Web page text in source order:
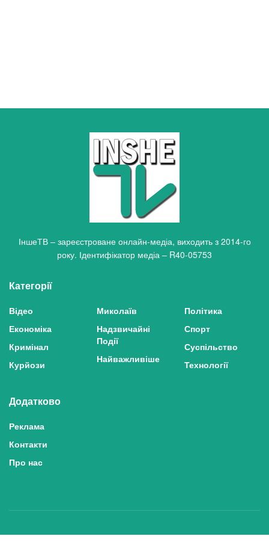
ІншеТВ – зареєстроване онлайн-медіа, виходить з 2014-го
року. Ідентифікатор медіа – R40-05753
Категорії
Відео
Економіка
Кримінал
Курйози
Миколаїв
Надзвичайні
Події
Найважливіше
Політика
Спорт
Суспільство
Технології
Додатково
Реклама
Контакти
Про нас
Політика конфіденційності та захисту персональних даних